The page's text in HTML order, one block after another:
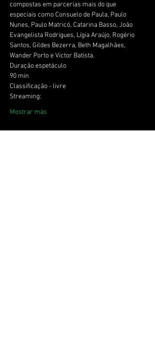
compostas em parcerias mais do que
especiais como Consuelo de Paula, Paulo
Nunes, Paulo Matricó, Catarina Basso, João
Evangelista Rodrigues, Lígia Araújo, Rogério
Santos, Gildes Bezerra, Beth Magalhães,
Mostrar más